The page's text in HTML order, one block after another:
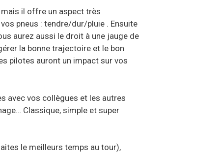
il offre un aspect très
pneus : tendre/dur/pluie . Ensuite
aurez aussi le droit à une jauge de
la bonne trajectoire et le bon
pilotes auront un impact sur vos
avec vos collègues et les autres
Classique, simple et super
le meilleurs temps au tour),